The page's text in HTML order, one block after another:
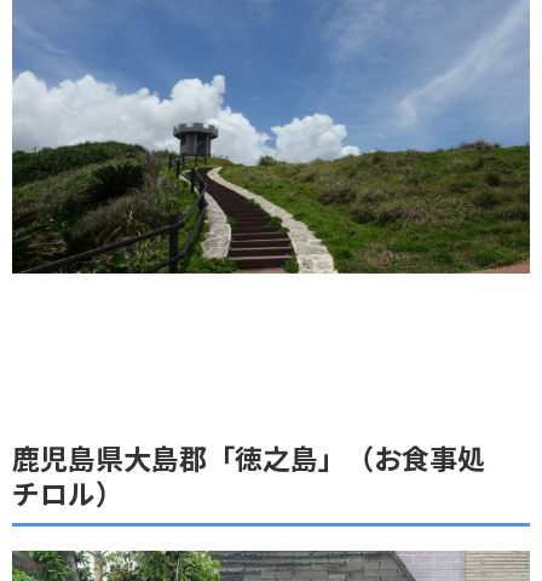
鹿児島県大島郡「徳之島」（お食事処
チロル）